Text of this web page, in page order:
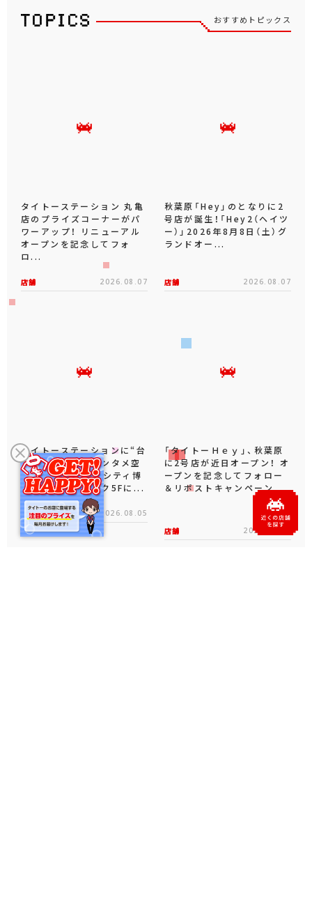
おすすめトピックス
タイトーステーション 丸亀
店のプライズコーナーがパ
ワーアップ！ リニューアル
オープンを記念してフォ
ロ...
店舗 2026.08.07
秋葉原「Hey」のとなりに2
号店が誕生！「Hey2（ヘイツ
ー）」2026年8月8日（土）グ
ランドオー...
店舗 2026.08.07
タイトーステーションに“台
湾夜市風お祭りエンタメ空
間”登場！キャナルシティ博
多センターウォーク5Fに...
店舗 2026.08.05
「タイトーＨｅｙ」、秋葉原
に2号店が近日オープン！ オ
ープンを記念してフォロー
＆リポストキャンペーン...
店舗 2026.08.03